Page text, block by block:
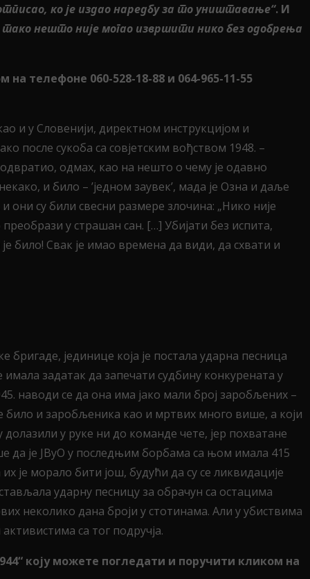
ко је издао наредбу за то уништавање“. И
нешто није могао извршити нико без одобрења
телефоне 060-528-18-88 и 064-965-11-55
и у Словенији, директном инструкцијом и
после сукоба са совјетским вођством 1948. –
одмах, као на нешто о чему је одавно
и било – ’једном заувек’, мада је Озна и даље
су били свесни размере злочина: „Нико није
у страшан сан. […] Убијати без испита,
било! Свак је имао времена да види, да схвати и
јединице која је постала ударна песница
задатак да запечати судбину конкурената у
наводи се да она има јако мали број заробљених –
било и заробљеника као и мртвих много више, а који
у руке ни до команде чете, јер похватане
да је ЈВуО у последњим борбама са њом имала 415
је морало бити још, будући да су се ликвидације
ударну песницу за обрачун са остацима
неколико дана броји у стотинама. Али у убиствима
са тог подручја.
коју можете погледати и поручити кликом на